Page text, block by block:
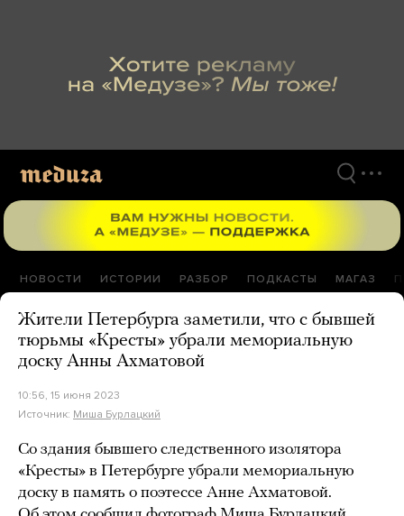
НОВОСТИ ИСТОРИИ РАЗБОР ПОДКАСТЫ МАГАЗ
Жители Петербурга заметили, что с бывшей
тюрьмы «Кресты» убрали мемориальную
доску Анны Ахматовой
10:56, 15 июня 2023
Источник: Миша Бурлацкий
Со здания бывшего следственного изолятора
«Кресты» в Петербурге убрали мемориальную
доску в память о поэтессе Анне Ахматовой.